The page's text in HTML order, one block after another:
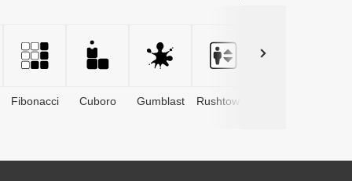
Fibonacci Cuboro Gumblast Rushtower